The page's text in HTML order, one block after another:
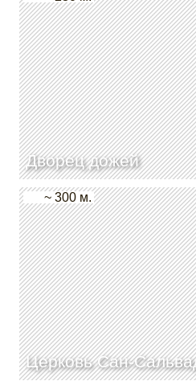
Дворец дожей
Церковь Сан-
~ 300 м.